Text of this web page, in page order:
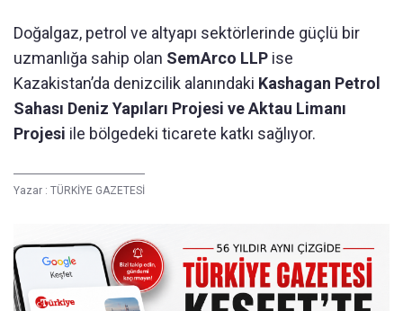
Doğalgaz, petrol ve altyapı sektörlerinde güçlü bir
uzmanlığa sahip olan SemArco LLP ise
Kazakistan’da denizcilik alanındaki Kashagan Petrol
Sahası Deniz Yapıları Projesi ve Aktau Limanı
Projesi ile bölgedeki ticarete katkı sağlıyor.
Yazar : TÜRKİYE GAZETESİ